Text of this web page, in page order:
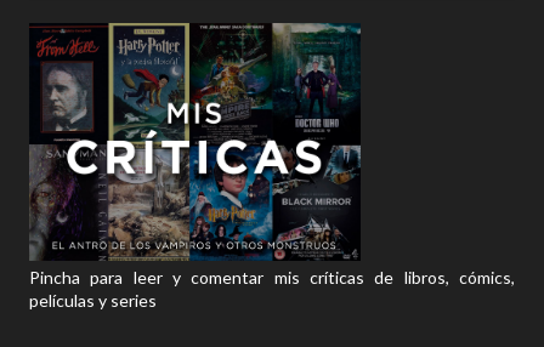
Pincha para leer y comentar mis críticas de libros, cómics,
películas y series